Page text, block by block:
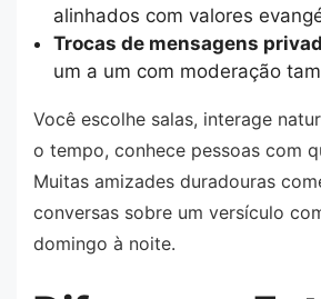
alinhados com valores
Trocas de mensagens
um a um com moderação
Você escolhe salas, interage
o tempo, conhece pessoas com
Muitas amizades duradouras
conversas sobre um versículo
domingo à noite.